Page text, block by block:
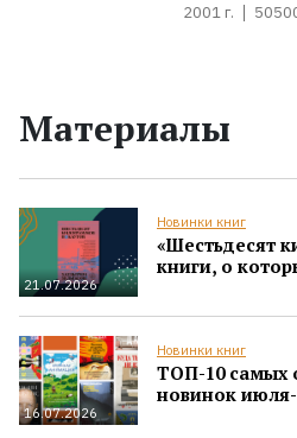
2001 г.
Материалы
21.07.2026
Новинки книг
«Шестьдесят
книги, о
16.07.2026
Новинки книг
ТОП-10 самых
новинок июля-